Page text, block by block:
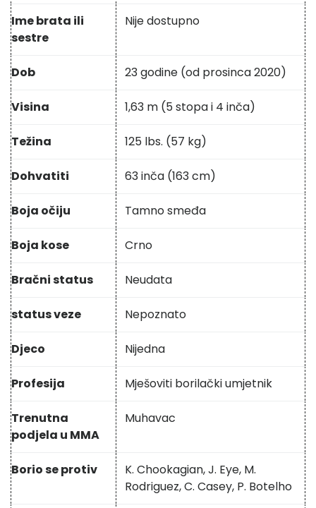
Ime brata ili
sestre
Nije dostupno
Dob 23 godine (od prosinca 2020)
Visina 1,63 m (5 stopa i 4 inča)
Težina 125 lbs. (57 kg)
Dohvatiti 63 inča (163 cm)
Boja očiju Tamno smeđa
Boja kose Crno
Bračni status Neudata
status veze Nepoznato
Djeco Nijedna
Profesija Mješoviti borilački umjetnik
Trenutna
podjela u MMA
Muhavac
Borio se protiv
K. Chookagian, J. Eye, M.
Rodriguez, C. Casey, P. Botelho